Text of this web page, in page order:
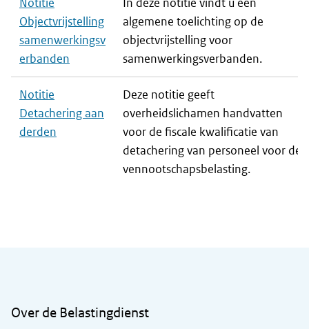
Objectvrijstelling
samenwerkingsv
erbanden
algemene toelichting op de
objectvrijstelling voor
samenwerkingsverbanden.
Notitie
Detachering aan
derden
Deze notitie geeft
overheidslichamen handvatten
voor de fiscale kwalificatie van
detachering van personeel voor de
vennootschapsbelasting.
Over de Belastingdienst